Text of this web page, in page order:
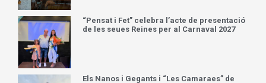
“Pensat i Fet” celebra l’acte de presentació
de les seues Reines per al Carnaval 2027
Els Nanos i Gegants i “Les Camaraes” de